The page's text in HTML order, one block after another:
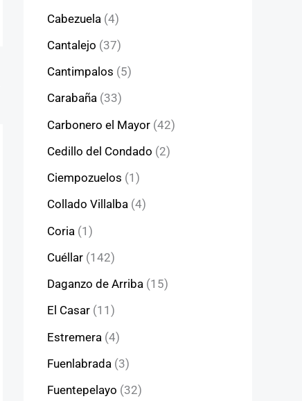
Cabezuela (4)
Cantalejo (37)
Cantimpalos (5)
Carabaña (33)
Carbonero el Mayor (42)
Cedillo del Condado (2)
Ciempozuelos (1)
Collado Villalba (4)
Coria (1)
Cuéllar (142)
Daganzo de Arriba (15)
El Casar (11)
Estremera (4)
Fuenlabrada (3)
Fuentepelayo (32)